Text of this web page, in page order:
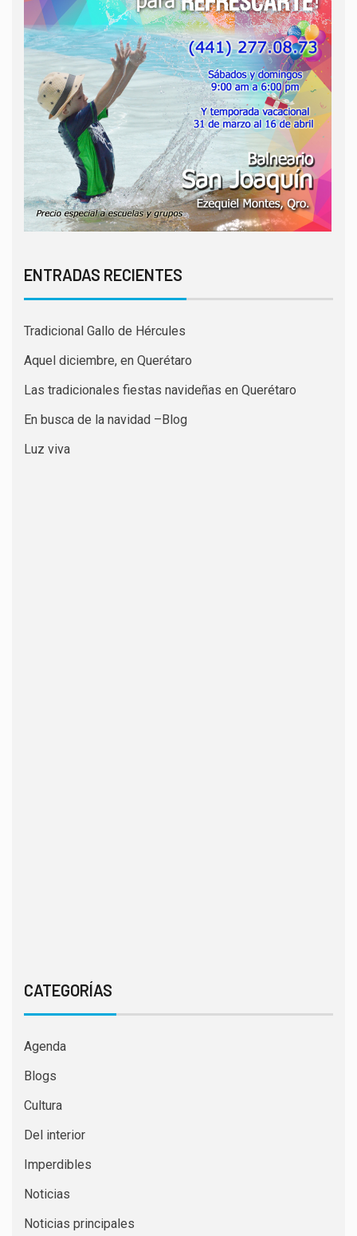
ENTRADAS RECIENTES
Tradicional Gallo de Hércules
Aquel diciembre, en Querétaro
Las tradicionales fiestas navideñas en Querétaro
En busca de la navidad –Blog
Luz viva
CATEGORÍAS
Agenda
Blogs
Cultura
Del interior
Imperdibles
Noticias
Noticias principales